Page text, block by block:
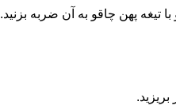
تیغه پهن چاقو به آن ضربه بزنید.